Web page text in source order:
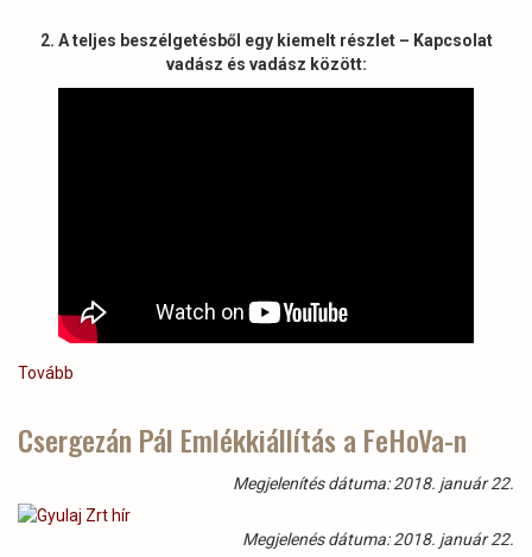
2. A teljes beszélgetésből egy kiemelt részlet – Kapcsolat
vadász és vadász között:
Tovább
emeritus
Bélával)
Csergezán Pál Emlékkiállítás a FeHoVa-n
Megjelenítés dátuma: 2018. január 22.
Megjelenés dátuma: 2018. január 22.